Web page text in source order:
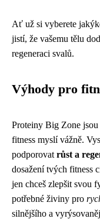
Ať už si vyberete
jistí, že vašemu tělu
regeneraci svalů.
Výhody pro
Proteiny Big Zone
fitness myslí vážně.
podporovat růst a
dosažení tvých fitness
jen chceš zlepšit svou
potřebné živiny pro
silnějšího a